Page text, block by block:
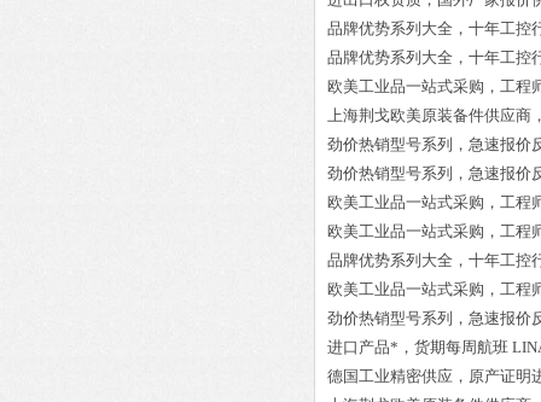
品牌优势系列大全，十年工控
品牌优势系列大全，十年工控
欧美工业品一站式采购，工程
上海荆戈欧美原装备件供应商
劲价热销型号系列，急速报价
劲价热销型号系列，急速报价
欧美工业品一站式采购，工程
欧美工业品一站式采购，工程
品牌优势系列大全，十年工控
欧美工业品一站式采购，工程
劲价热销型号系列，急速报价
进口产品*，货期每周航班
德国工业精密供应，原产证明